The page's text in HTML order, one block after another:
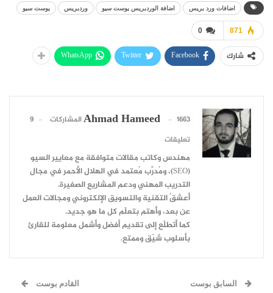
اضافات ورد بريس اضافة الوردبريس يوست سيو وردبريس يوست سيو
0 871
شارك Facebook
Twitter
WhatsApp
Ahmad Hameed 1663 المشاركات
9
تعليقات
مهندس وكاتب مقالات متوافقة مع معايير السيو
(SEO)، ومُدرِّب مُعتمد في الهلال الأحمر في مجال
التدريب المهني ودعم المشاريع الصغيرة.
أعشقُ التقنية والتسويق الإلكتروني ومجالات العمل
عن بعد، وأهتم بتعلّم كل ما هو جديد.
كما أتطلّع إلى تقديم أفضل وأشمل معلومة للقارئ
بأسلوب شيّق وممتع.
السابق بوست القادم بوست